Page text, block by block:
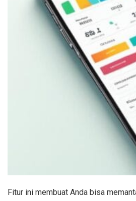
Fitur ini membuat Anda bisa